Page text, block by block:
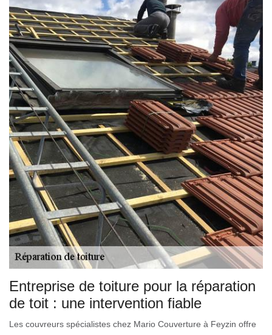
Entreprise de toiture pour la réparation
de toit : une intervention fiable
Les couvreurs spécialistes chez Mario Couverture à Feyzin offre